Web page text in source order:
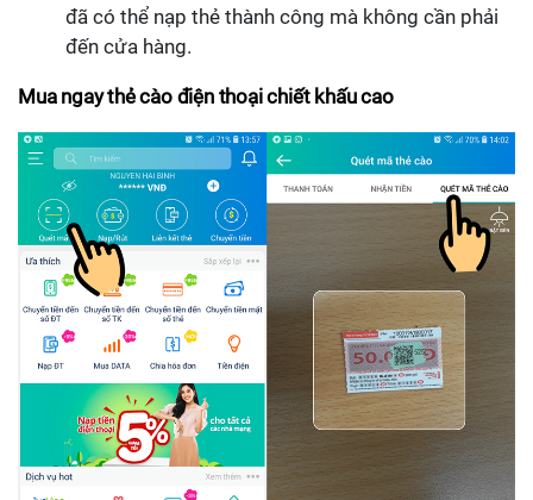
đã có thể nạp thẻ thành công mà không cần phải
đến cửa hàng.
Mua ngay thẻ cào điện thoại chiết khấu cao